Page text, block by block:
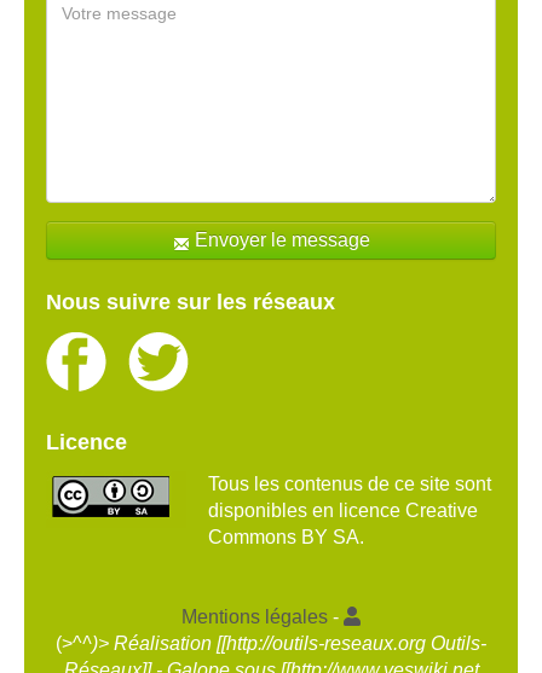
Envoyer le message
Nous suivre sur les réseaux
Licence
Tous les contenus de ce site sont
disponibles en licence Creative
Commons BY SA.
Mentions légales -
(>^^)> Réalisation [[http://outils-reseaux.org Outils-